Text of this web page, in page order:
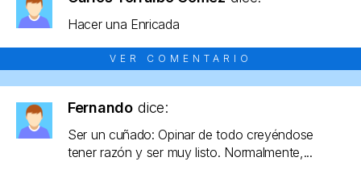
Hacer una Enricada
VER COMENTARIO
Fernando dice:
Ser un cuñado: Opinar de todo creyéndose
tener razón y ser muy listo. Normalmente,...